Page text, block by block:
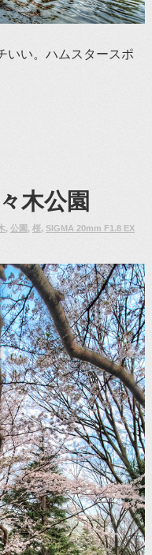
いい。ハムスタースポ
木公園
, 公園 , 桜, SIGMA 20mm F1.8 EX